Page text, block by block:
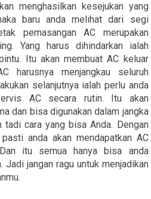
menghasilkan kesejukan yang
baru anda melihat dari segi
pemasangan AC merupakan
Yang harus dihindarkan ialah
Itu akan membuat AC keluar
harusnya menjangkau seluruh
selanjutnya ialah perlu anda
AC secara rutin. Itu akan
dan bisa digunakan dalam jangka
tadi cara yang bisa Anda. Dengan
anda akan mendapatkan AC
itu semua hanya bisa anda
Jadi jangan ragu untuk menjadikan